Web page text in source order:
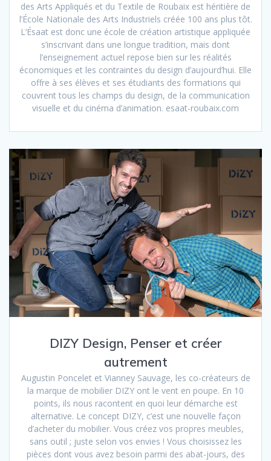
des Arts Appliqués et du Textile de Roubaix est héritière de
l’École Nationale des Arts Industriels créée 100 ans plus tôt.
L’Ésaat est donc une école de création artistique appliquée
s’inscrivant dans une longue tradition, mais dont
l’enseignement actuel repose bien sur les réalités
économiques et les contraintes du design d’aujourd’hui. Elle
offre à ses élèves et ses étudiants des formations qui
couvrent tous les champs du design, de la communication
visuelle et du cinéma d’animation. esaat-roubaix.com
DIZY Design, Penser et créer
autrement
Augustin Poncelet et Vianney Sauvage, les co-créateurs de
la marque de mobilier DIZY ont le vent en poupe. En 10
points, ils nous racontent en quoi leur démarche est
alternative. Le concept DIZY, c’est une nouvelle façon
d’acheter du mobilier. Vous créez vos propres meubles,
sans outil ; juste selon vos envies ! Vous choisissez les
pièces dont vous avez besoin parmi des abat-jours, des